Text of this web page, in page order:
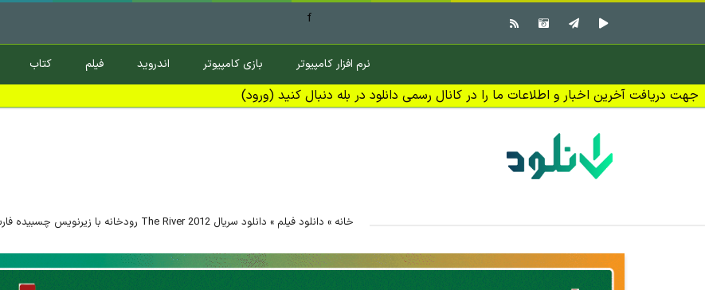
f
نرم افزار کامپیوتر بازی کامپیوتر اندروید فیلم کتاب
جهت دریافت آخرین اخبار و اطلاعات ما را در کانال رسمی دانلود در بله دنبال کنید (ورود)
خانه » دانلود فیلم » دانلود سریال The River 2012 رودخانه با زیرنویس چسبیده فارسی